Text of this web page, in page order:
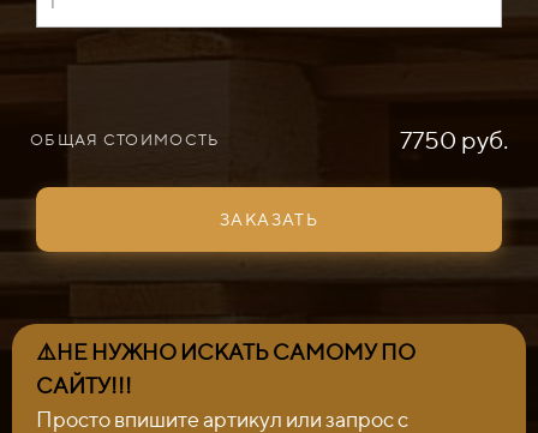
ОБЩАЯ СТОИМОСТЬ 7750 руб.
ЗАКАЗАТЬ
⚠️НЕ НУЖНО ИСКАТЬ САМОМУ ПО
САЙТУ!!!
Просто впишите артикул или запрос с